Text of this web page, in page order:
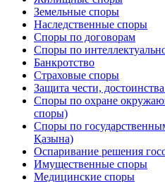
Земельные споры
Наследственные споры
Споры по договорам
Споры по
Банкротство
Страховые споры
Защита чести,
Споры по охране
споры)
Споры по
Қазына)
Оспаривание решения
Имущественные споры
Медицинские споры